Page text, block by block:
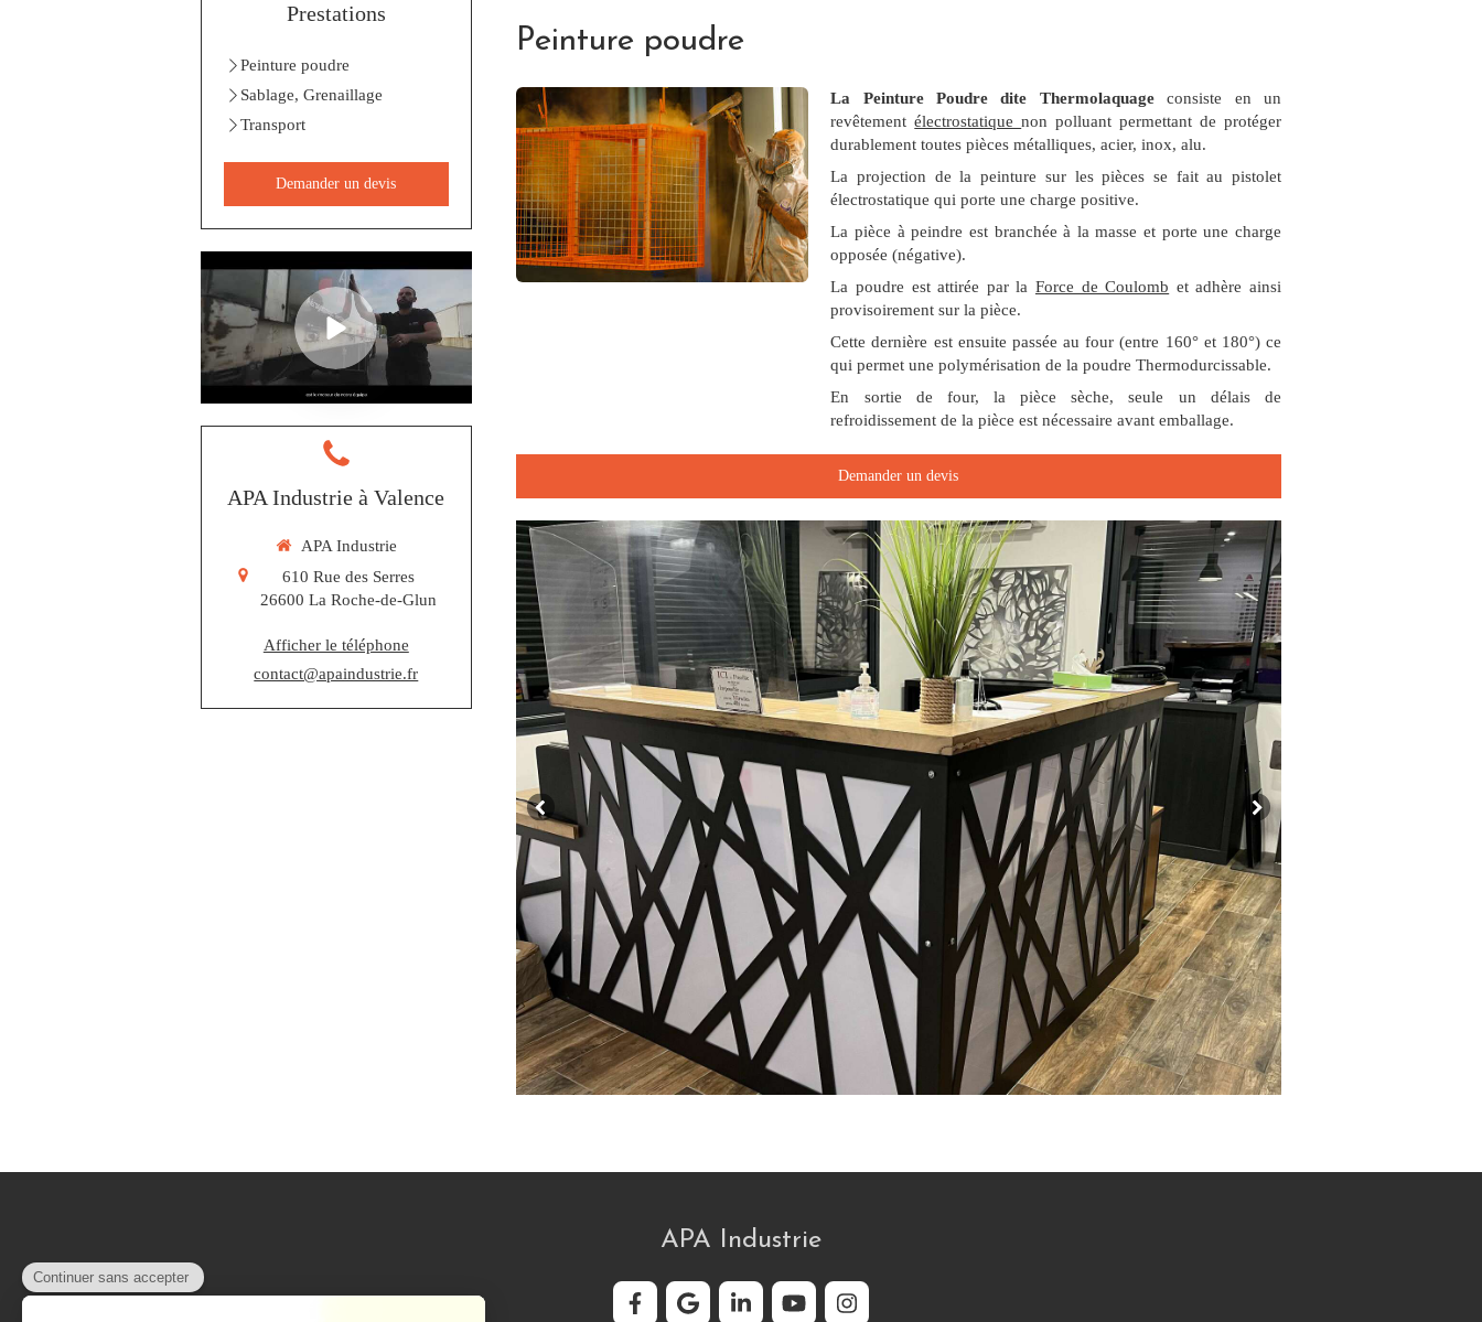
Peinture poudre
La Peinture Poudre dite Thermolaquageconsiste en un
revêtementélectrostatiquenon polluant permettant de protéger
durablement toutes pièces métalliques, acier, inox, alu.
La projection de la peinture sur les pièces se fait au pistolet
électrostatique qui porte une charge positive.
La pièce à peindre est branchée à la masse et porte une charge
opposée (négative).
La poudre est attirée par la Force de Coulomb et adhère ainsi
provisoirement sur la pièce.
Cette dernière est ensuite passée au four (entre 160° et 180°) ce
qui permet une polymérisation de la poudre Thermodurcissable.
En sortie de four, la pièce sèche, seule un délais de
refroidissement de la pièce est nécessaire avant emballage.
Demander un devis
Prestations
Peinture poudre
Sablage, Grenaillage
Transport
Demander un devis
APA Industrie à Valence
APA Industrie
610 Rue des Serres
26600 La Roche-de-Glun
Afficher le téléphone
contact@apaindustrie.fr
APA Industrie